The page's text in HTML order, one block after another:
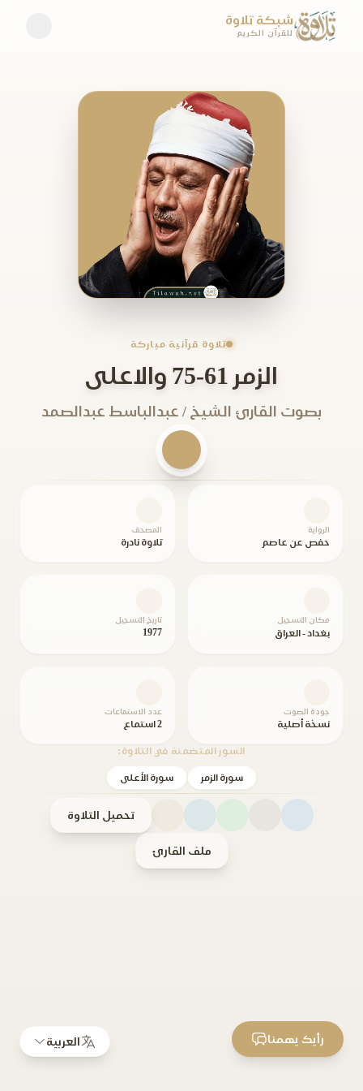
شبكة تلاوة
للقرآن الكريم
تلاوة قرآنية مباركة
الزمر 61-75 والاعلى
بصوت القارئ الشيخ / عبدالباسط عبدالصمد
الرواية
حفص عن عاصم
المصحف
تلاوة نادرة
مكان التسجيل
بغداد - العراق
تاريخ التسجيل
1977
جودة الصوت
نسخة أصلية
عدد الاستماعات
2 استماع
السور المتضمنة في التلاوة:
سورة الزمر سورة الأعلى
تحميل التلاوة
ملف القارئ
العربية رأيك يهمنا